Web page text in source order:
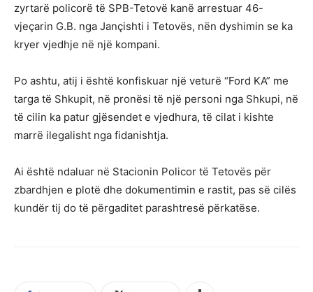
zyrtarë policorë të SPB-Tetovë kanë arrestuar 46-
vjeçarin G.B. nga Jançishti i Tetovës, nën dyshimin se ka
kryer vjedhje në një kompani.
Po ashtu, atij i është konfiskuar një veturë “Ford KA” me
targa të Shkupit, në pronësi të një personi nga Shkupi, në
të cilin ka patur gjësendet e vjedhura, të cilat i kishte
marrë ilegalisht nga fidanishtja.
Ai është ndaluar në Stacionin Policor të Tetovës për
zbardhjen e plotë dhe dokumentimin e rastit, pas së cilës
kundër tij do të përgaditet parashtresë përkatëse.